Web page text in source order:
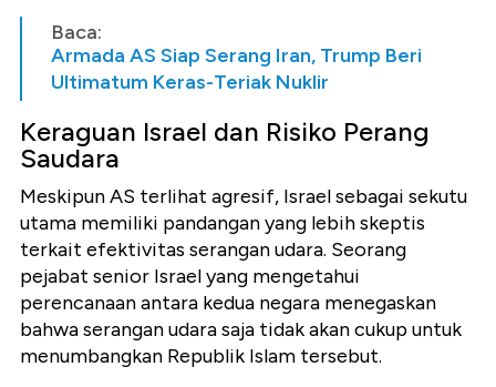
Baca:
Armada AS Siap Serang Iran, Trump Beri
Ultimatum Keras-Teriak Nuklir
Keraguan Israel dan Risiko Perang
Saudara
Meskipun AS terlihat agresif, Israel sebagai sekutu
utama memiliki pandangan yang lebih skeptis
terkait efektivitas serangan udara. Seorang
pejabat senior Israel yang mengetahui
perencanaan antara kedua negara menegaskan
bahwa serangan udara saja tidak akan cukup untuk
menumbangkan Republik Islam tersebut.